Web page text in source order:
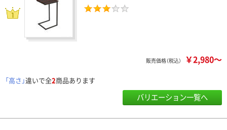
販売価格（税込） ￥2,980～
「高さ」違いで全2商品あります
バリエーション一覧へ